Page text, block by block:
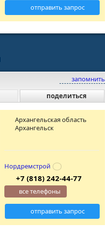
отправить запрос
запомнить
поделиться
Архангельская область
Архангельск
Нордремстрой
+7 (818) 242-44-77
все телефоны
отправить запрос